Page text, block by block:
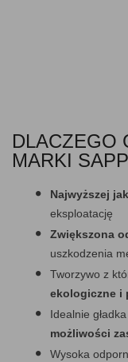
DLACZEGO
MARKI
Najwyższej
eksploatację
Zwiększona
uszkodzenia
Tworzywo z
ekologiczne i
Idealnie
możliwości
Wysoka